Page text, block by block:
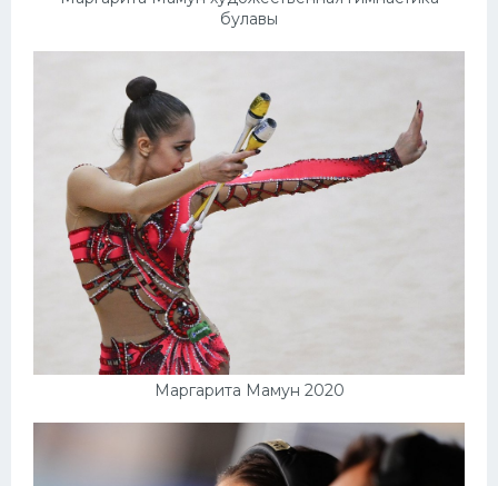
булавы
Маргарита Мамун 2020